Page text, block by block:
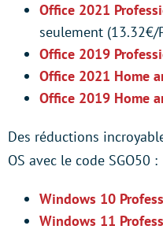
Office 2021
seulement (13.32€/
Office 2019
Office 2021 Home
Office 2019 Home
Des réductions
OS avec le code SGO50 :
Windows 10
Windows 11